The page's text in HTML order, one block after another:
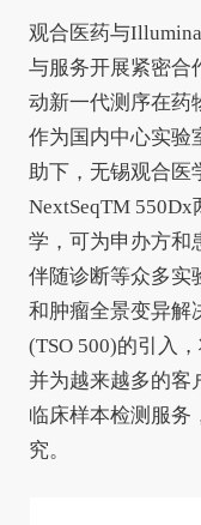
观合医药与
与服务开展紧密合
动新一代测序在药
作为国内中心实验
助下，无锡观合医
NextSeqTM
学，可为申办方和
伴随诊断等众多实
和肿瘤全景变异解
(TSO 500)的引入
并为越来越多的客
临床样本检测服务
究。